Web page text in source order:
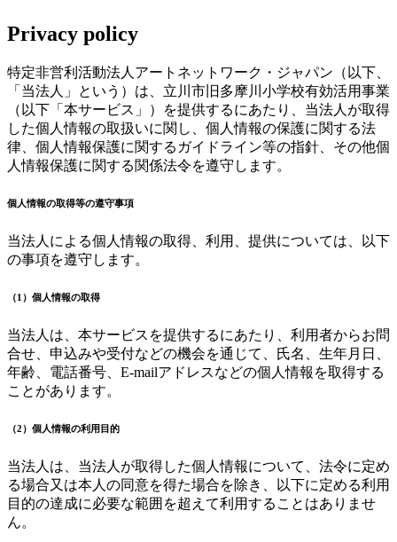
Privacy policy
特定非営利活動法人アートネットワーク・ジャパン（以下、
「当法人」という）は、立川市旧多摩川小学校有効活用事業
（以下「本サービス」）を提供するにあたり、当法人が取得
した個人情報の取扱いに関し、個人情報の保護に関する法
律、個人情報保護に関するガイドライン等の指針、その他個
人情報保護に関する関係法令を遵守します。
個人情報の取得等の遵守事項
当法人による個人情報の取得、利用、提供については、以下
の事項を遵守します。
（1）個人情報の取得
当法人は、本サービスを提供するにあたり、利用者からお問
合せ、申込みや受付などの機会を通じて、氏名、生年月日、
年齢、電話番号、E-mailアドレスなどの個人情報を取得する
ことがあります。
（2）個人情報の利用目的
当法人は、当法人が取得した個人情報について、法令に定め
る場合又は本人の同意を得た場合を除き、以下に定める利用
目的の達成に必要な範囲を超えて利用することはありませ
ん。